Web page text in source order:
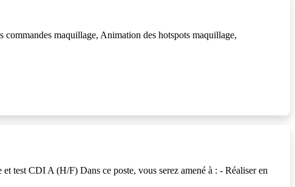
maquillage, Animation des hotspots maquillage,
test CDI A (H/F) Dans ce poste, vous serez amené à : - Réaliser en